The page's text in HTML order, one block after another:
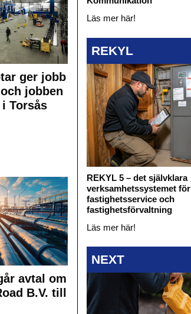
ger jobb
jobben
Torsås
avtal om
B.V. till
Läs mer här!
REKYL
REKYL 5 – det självklara
verksamhetssystemet för
fastighetsservice och
fastighetsförvaltning
Läs mer här!
NEXT